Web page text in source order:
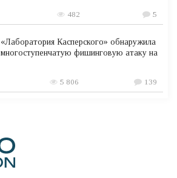
482 5
«Лаборатория Касперского» обнаружила
многоступенчатую фишинговую атаку на
5 806 139